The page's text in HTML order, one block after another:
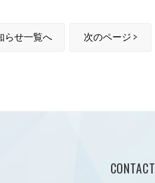
らせ一覧へ 次のページ
CONTACT